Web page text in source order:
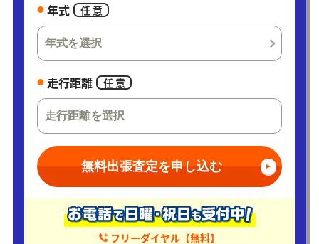
年式 任 意
走行距離 任 意
無料出張査定を申し込む
フリーダイヤル【無料】